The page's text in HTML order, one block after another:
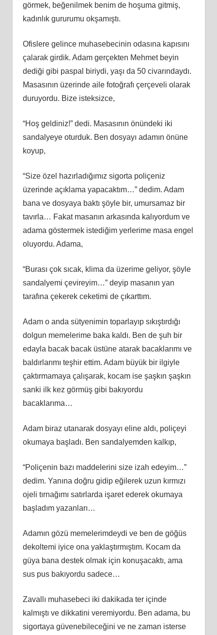
görmek, beğenilmek benim de hoşuma gitmiş,
kadınlık gururumu okşamıştı.
Ofislere gelince muhasebecinin odasına kapısını
çalarak girdik. Adam gerçekten Mehmet beyin
dediği gibi paspal biriydi, yaşı da 50 civarındaydı.
Masasının üzerinde aile fotoğrafı çerçeveli olarak
duruyordu. Bize isteksizce,
“Hoş geldiniz!” dedi. Masasının önündeki iki
sandalyeye oturduk. Ben dosyayı adamın önüne
koyup,
“Size özel hazırladığımız sigorta poliçeniz
üzerinde açıklama yapacaktım…” dedim. Adam
bana ve dosyaya baktı şöyle bir, umursamaz bir
tavırla… Fakat masanın arkasında kalıyordum ve
adama göstermek istediğim yerlerime masa engel
oluyordu. Adama,
“Burası çok sıcak, klima da üzerime geliyor, şöyle
sandalyemi çevireyim…” deyip masanın yan
tarafına çekerek ceketimi de çıkarttım.
Adam o anda sütyenimin toparlayıp sıkıştırdığı
dolgun memelerime baka kaldı. Ben de şuh bir
edayla bacak bacak üstüne atarak bacaklarımı ve
baldırlarımı teşhir ettim. Adam büyük bir ilgiyle
çaktırmamaya çalışarak, kocam ise şaşkın şaşkın
sanki ilk kez görmüş gibi bakıyordu
bacaklarıma…
Adam biraz utanarak dosyayı eline aldı, poliçeyi
okumaya başladı. Ben sandalyemden kalkıp,
“Poliçenin bazı maddelerini size izah edeyim…”
dedim. Yanına doğru gidip eğilerek uzun kırmızı
ojeli tırnağımı satırlarda işaret ederek okumaya
başladım yazanları…
Adamın gözü memelerimdeydi ve ben de göğüs
dekoltemi iyice ona yaklaştırmıştım. Kocam da
güya bana destek olmak için konuşacaktı, ama
sus pus bakıyordu sadece…
Zavallı muhasebeci iki dakikada ter içinde
kalmıştı ve dikkatini veremiyordu. Ben adama, bu
sigortaya güvenebileceğini ve ne zaman isterse